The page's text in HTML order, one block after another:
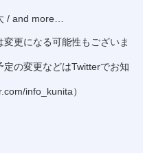
/ and more…
変更になる可能性もございま
定の変更などはTwitterでお知
info_kunita）